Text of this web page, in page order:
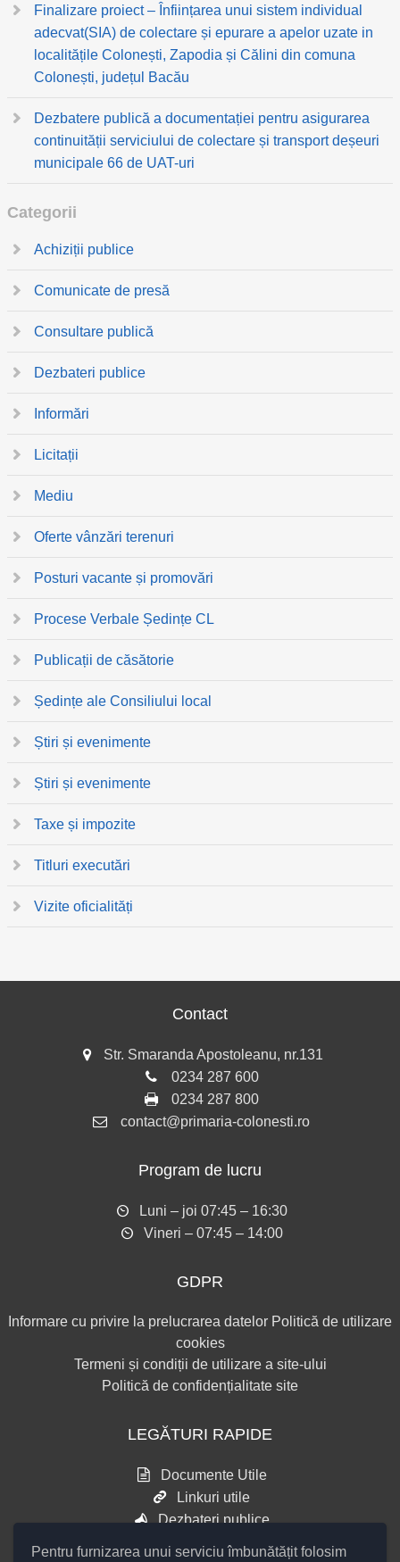
Pentru furnizarea unui serviciu îmbunătățit folosim
Finalizare proiect – Înființarea unui sistem individual
adecvat(SIA) de colectare și epurare a apelor uzate in
localitățile Colonești, Zapodia și Călini din comuna
Colonești, județul Bacău
Dezbatere publică a documentației pentru asigurarea
continuității serviciului de colectare și transport deșeuri
municipale 66 de UAT-uri
Categorii
Achiziții publice
Comunicate de presă
Consultare publică
Dezbateri publice
Informări
Licitații
Mediu
Oferte vânzări terenuri
Posturi vacante și promovări
Procese Verbale Ședințe CL
Publicații de căsătorie
Ședințe ale Consiliului local
Știri și evenimente
Știri și evenimente
Taxe și impozite
Titluri executări
Vizite oficialități
Contact
Str. Smaranda Apostoleanu, nr.131
0234 287 600
0234 287 800
contact@primaria-colonesti.ro
Program de lucru
Luni – joi 07:45 – 16:30
Vineri – 07:45 – 14:00
GDPR
Informare cu privire la prelucrarea datelor Politică de utilizare
cookies
Termeni și condiții de utilizare a site-ului
Politică de confidențialitate site
LEGĂTURI RAPIDE
Documente Utile
Linkuri utile
Dezbateri publice